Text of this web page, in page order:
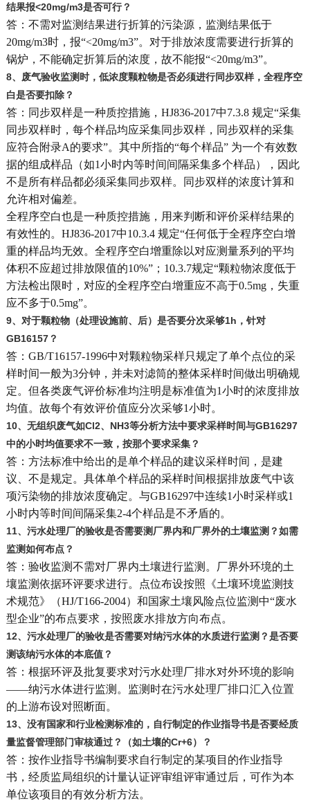
结果报<20mg/m3是否可行？
答：不需对监测结果进行折算的污染源，监测结果低于
20mg/m3时，报“<20mg/m3”。对于排放浓度需要进行折算的
锅炉，不能确定折算后的浓度，故不能报“<20mg/m3”。
8、废气验收监测时，低浓度颗粒物是否必须进行同步双样，全程序空
白是否要扣除？
答：同步双样是一种质控措施，HJ836-2017中7.3.8 规定“采集
同步双样时，每个样品均应采集同步双样，同步双样的采集
应符合附录A的要求”。其中所指的“每个样品” 为一个有效数
据的组成样品（如1小时内等时间间隔采集多个样品），因此
不是所有样品都必须采集同步双样。同步双样的浓度计算和
允许相对偏差。
全程序空白也是一种质控措施，用来判断和评价采样结果的
有效性的。HJ836-2017中10.3.4 规定“任何低于全程序空白增
重的样品均无效。全程序空白增重除以对应测量系列的平均
体积不应超过排放限值的10%”；10.3.7规定“颗粒物浓度低于
方法检出限时，对应的全程序空白增重应不高于0.5mg，失重
应不多于0.5mg”。
9、对于颗粒物（处理设施前、后）是否要分次采够1h，针对
GB16157？
答：GB/T16157-1996中对颗粒物采样只规定了单个点位的采
样时间一般为3分钟，并未对滤筒的整体采样时间做出明确规
定。但各类废气评价标准均注明是标准值为1小时的浓度排放
均值。故每个有效评价值应分次采够1小时。
10、无组织废气如Cl2、NH3等分析方法中要求采样时间与GB16297
中的小时均值要求不一致，按那个要求采集？
答：方法标准中给出的是单个样品的建议采样时间，是建
议、不是规定。具体单个样品的采样时间根据排放废气中该
项污染物的排放浓度确定。与GB16297中连续1小时采样或1
小时内等时间间隔采集2-4个样品是不矛盾的。
11、污水处理厂的验收是否需要测厂界内和厂界外的土壤监测？如需
监测如何布点？
答：验收监测不需对厂界内土壤进行监测。厂界外环境的土
壤监测依据环评要求进行。点位布设按照《土壤环境监测技
术规范》（HJ/T166-2004）和国家土壤风险点位监测中“废水
型企业”的布点要求，按照废水排放方向布点。
12、污水处理厂的验收是否需要对纳污水体的水质进行监测？是否要
测该纳污水体的本底值？
答：根据环评及批复要求对污水处理厂排水对外环境的影响
——纳污水体进行监测。监测时在污水处理厂排口汇入位置
的上游布设对照断面。
13、没有国家和行业检测标准的，自行制定的作业指导书是否要经质
量监督管理部门审核通过？（如土壤的Cr+6）？
答：按作业指导书编制要求自行制定的某项目的作业指导
书，经质监局组织的计量认证评审组评审通过后，可作为本
单位该项目的有效分析方法。